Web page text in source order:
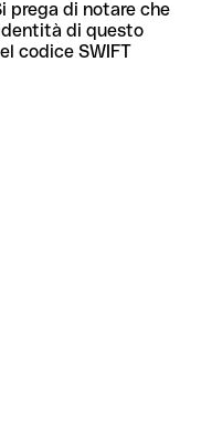
prega di notare che
di questo
codice SWIFT